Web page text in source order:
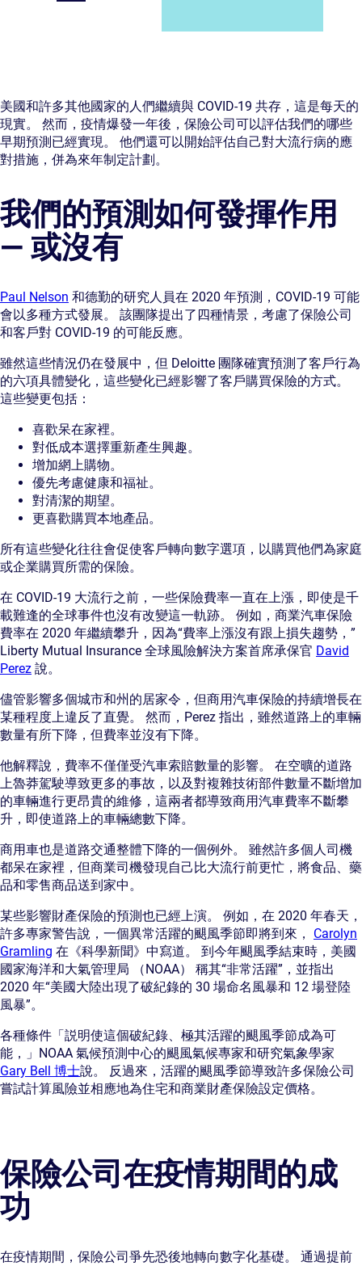
美國和許多其他國家的人們繼續與 COVID-19 共存，這是每天的
現實。 然而，疫情爆發一年後，保險公司可以評估我們的哪些
早期預測已經實現。 他們還可以開始評估自己對大流行病的應
對措施，併為來年制定計劃。
我們的預測如何發揮作用
— 或沒有
Paul Nelson 和德勤的研究人員在 2020 年預測，COVID-19 可能
會以多種方式發展。 該團隊提出了四種情景，考慮了保險公司
和客戶對 COVID-19 的可能反應。
雖然這些情況仍在發展中，但 Deloitte 團隊確實預測了客戶行為
的六項具體變化，這些變化已經影響了客戶購買保險的方式。
這些變更包括：
喜歡呆在家裡。
對低成本選擇重新產生興趣。
增加網上購物。
優先考慮健康和福祉。
對清潔的期望。
更喜歡購買本地產品。
所有這些變化往往會促使客戶轉向數字選項，以購買他們為家庭
或企業購買所需的保險。
在 COVID-19 大流行之前，一些保險費率一直在上漲，即使是千
載難逢的全球事件也沒有改變這一軌跡。 例如，商業汽車保險
費率在 2020 年繼續攀升，因為“費率上漲沒有跟上損失趨勢，”
Liberty Mutual Insurance 全球風險解決方案首席承保官 David
Perez 說。
儘管影響多個城市和州的居家令，但商用汽車保險的持續增長在
某種程度上違反了直覺。 然而，Perez 指出，雖然道路上的車輛
數量有所下降，但費率並沒有下降。
他解釋說，費率不僅僅受汽車索賠數量的影響。 在空曠的道路
上魯莽駕駛導致更多的事故，以及對複雜技術部件數量不斷增加
的車輛進行更昂貴的維修，這兩者都導致商用汽車費率不斷攀
升，即使道路上的車輛總數下降。
商用車也是道路交通整體下降的一個例外。 雖然許多個人司機
都呆在家裡，但商業司機發現自己比大流行前更忙，將食品、藥
品和零售商品送到家中。
某些影響財產保險的預測也已經上演。 例如，在 2020 年春天，
許多專家警告說，一個異常活躍的颶風季節即將到來， Carolyn
Gramling 在《科學新聞》中寫道。 到今年颶風季結束時，美國
國家海洋和大氣管理局 （NOAA） 稱其“非常活躍”，並指出
2020 年“美國大陸出現了破紀錄的 30 場命名風暴和 12 場登陸
風暴”。
各種條件「説明使這個破紀錄、極其活躍的颶風季節成為可
能，」NOAA 氣候預測中心的颶風氣候專家和研究氣象學家
Gary Bell 博士說。 反過來，活躍的颶風季節導致許多保險公司
嘗試計算風險並相應地為住宅和商業財產保險設定價格。
保險公司在疫情期間的成
功
在疫情期間，保險公司爭先恐後地轉向數字化基礎。 通過提前